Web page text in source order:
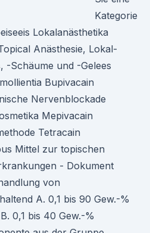
Kategorie
Lokalanästhetika
Anästhesie, Lokal-
-Schäume und -Gelees
Bupivacain
Nervenblockade
Mepivacain
Tetracain
Mittel zur topischen
- Dokument
von
A. 0,1 bis 90 Gew.-%
0,1 bis 40 Gew.-%